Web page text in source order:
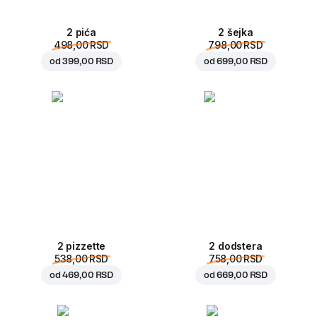
2 pića
498,00 RSD
od399,00 RSD
2 šejka
798,00 RSD
od699,00 RSD
2 pizzette
538,00 RSD
od469,00 RSD
2 dodstera
758,00 RSD
od669,00 RSD